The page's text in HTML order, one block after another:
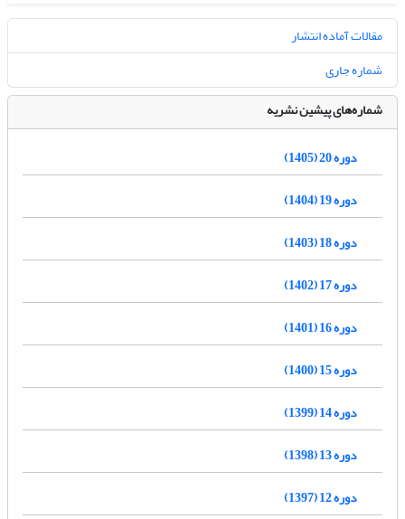
مقالات آماده انتشار
شماره جاری
شماره‌های پیشین نشریه
دوره 20 (1405)
دوره 19 (1404)
دوره 18 (1403)
دوره 17 (1402)
دوره 16 (1401)
دوره 15 (1400)
دوره 14 (1399)
دوره 13 (1398)
دوره 12 (1397)